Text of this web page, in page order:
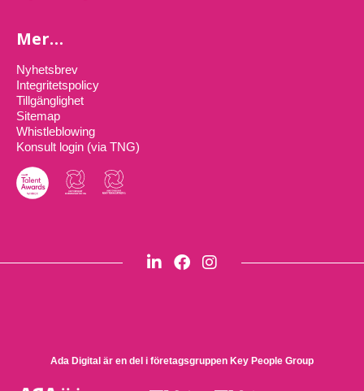
Mer…
Nyhetsbrev
Integritetspolicy
Tillgänglighet
Sitemap
Whistleblowing
Konsult login (via TNG)
Ada Digital är en del i företagsgruppen Key People Group